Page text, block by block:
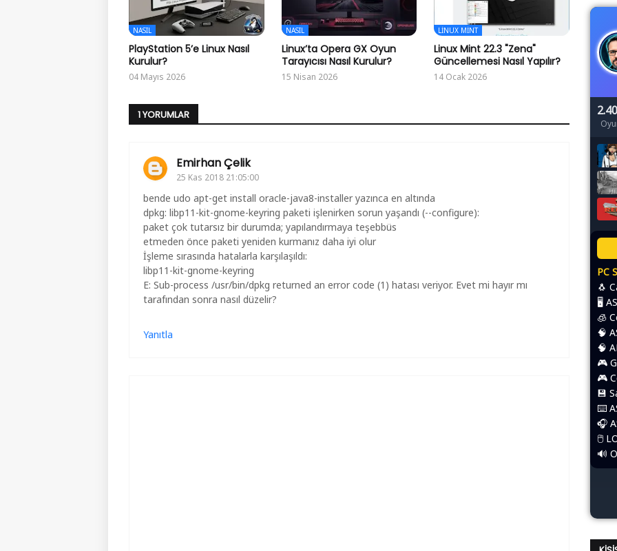
NASIL
PlayStation 5’e Linux Nasıl
Kurulur?
04 Mayıs 2026
NASIL
Linux’ta Opera GX Oyun
Tarayıcısı Nasıl Kurulur?
15 Nisan 2026
LINUX MINT
Linux Mint 22.3 "Zena"
Güncellemesi Nasıl Yapılır?
14 Ocak 2026
1 YORUMLAR
Emirhan Çelik
25 Kas 2018 21:05:00
bende udo apt-get install oracle-java8-installer yazınca en altında
dpkg: libp11-kit-gnome-keyring paketi işlenirken sorun yaşandı (--configure):
paket çok tutarsız bir durumda; yapılandırmaya teşebbüs
etmeden önce paketi yeniden kurmanız daha iyi olur
İşleme sırasında hatalarla karşılaşıldı:
libp11-kit-gnome-keyring
E: Sub-process /usr/bin/dpkg returned an error code (1) hatası veriyor. Evet mi hayır mı
tarafından sonra nasıl düzelir?
Yanıtla
PC
🐧
🖥️
🧊
🧠
🧠
🎮
🎮
💾
⌨️​
🎧
🖱️​
🔊